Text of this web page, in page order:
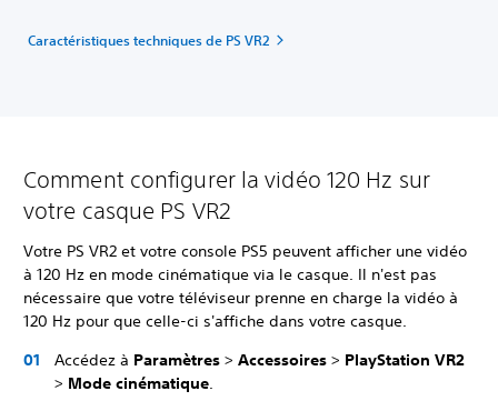
Caractéristiques techniques de PS VR2
Comment configurer la vidéo 120 Hz sur
votre casque PS VR2
Votre PS VR2 et votre console PS5 peuvent afficher une vidéo
à 120 Hz en mode cinématique via le casque. Il n'est pas
nécessaire que votre téléviseur prenne en charge la vidéo à
120 Hz pour que celle-ci s'affiche dans votre casque.
Accédez à Paramètres > Accessoires > PlayStation VR2
> Mode cinématique.